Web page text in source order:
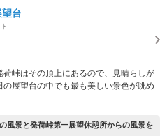
台
峠はその頂上にあるので、見晴らしが
展望台の中でも最も美しい景色が眺め
風景と発荷峠第一展望休憩所からの風景を